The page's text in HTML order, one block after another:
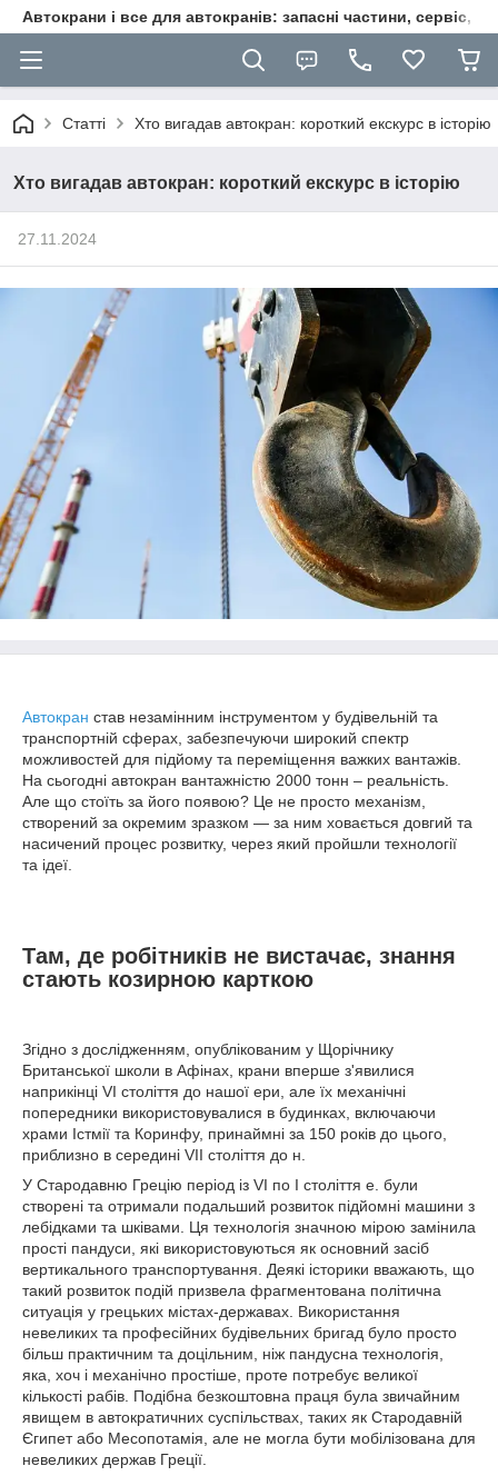
Автокрани і все для автокранів: запасні частини, сервіс,
Статті Хто вигадав автокран: короткий екскурс в історію
Хто вигадав автокран: короткий екскурс в історію
27.11.2024
Автокран став незамінним інструментом у будівельній та
транспортній сферах, забезпечуючи широкий спектр
можливостей для підйому та переміщення важких вантажів.
На сьогодні автокран вантажністю 2000 тонн – реальність.
Але що стоїть за його появою? Це не просто механізм,
створений за окремим зразком — за ним ховається довгий та
насичений процес розвитку, через який пройшли технології
та ідеї.
Там, де робітників не вистачає, знання
стають козирною карткою
Згідно з дослідженням, опублікованим у Щорічнику
Британської школи в Афінах, крани вперше з'явилися
наприкінці VI століття до нашої ери, але їх механічні
попередники використовувалися в будинках, включаючи
храми Істмії та Коринфу, принаймні за 150 років до цього,
приблизно в середині VII століття до н.
У Стародавню Грецію період із VI по I століття е. були
створені та отримали подальший розвиток підйомні машини з
лебідками та шківами. Ця технологія значною мірою замінила
прості пандуси, які використовуються як основний засіб
вертикального транспортування. Деякі історики вважають, що
такий розвиток подій призвела фрагментована політична
ситуація у грецьких містах-державах. Використання
невеликих та професійних будівельних бригад було просто
більш практичним та доцільним, ніж пандусна технологія,
яка, хоч і механічно простіше, проте потребує великої
кількості рабів. Подібна безкоштовна праця була звичайним
явищем в автократичних суспільствах, таких як Стародавній
Єгипет або Месопотамія, але не могла бути мобілізована для
невеликих держав Греції.